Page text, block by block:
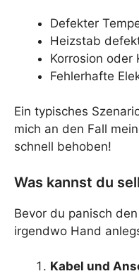
Defekter
Heizstab
Korrosion oder
Fehlerhafte
Ein typisches
mich an den Fall
schnell behoben!
Was kannst du
Bevor du panisch den
irgendwo Hand
Kabel und